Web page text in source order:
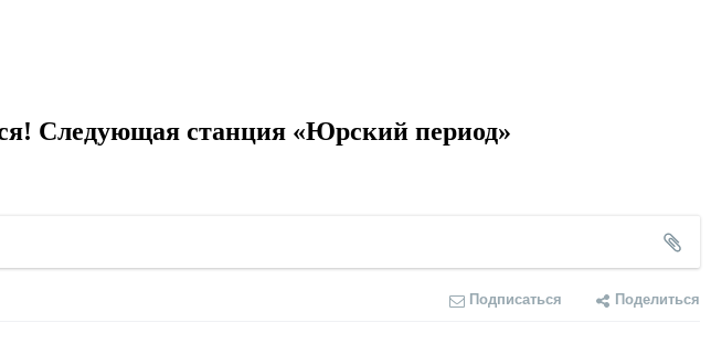
Следующая станция «Юрский период»
Подписаться Поделиться